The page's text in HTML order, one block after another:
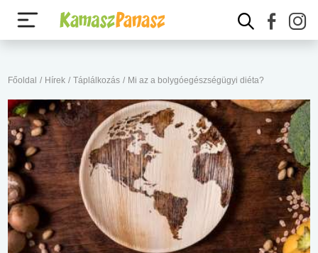
Főoldal / Hírek / Táplálkozás / Mi az a bolygóegészségügyi diéta?